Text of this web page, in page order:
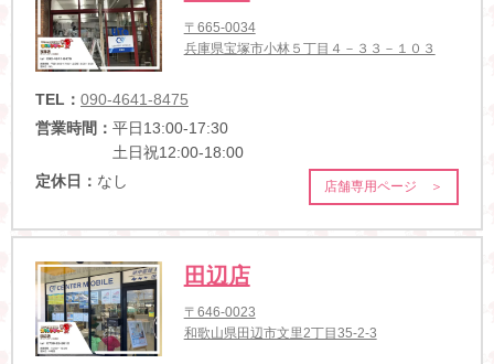
〒665-0034
兵庫県宝塚市小林５丁目４－３３－１０３
TEL： 090-4641-8475
営業時間： 平日13:00-17:30
土日祝12:00-18:00
定休日： なし 店舗専用ページ ＞
田辺店
〒646-0023
和歌山県田辺市文里2丁目35-2-3